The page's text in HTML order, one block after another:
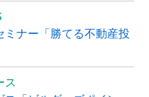
ナー「勝てる不動産投
ス